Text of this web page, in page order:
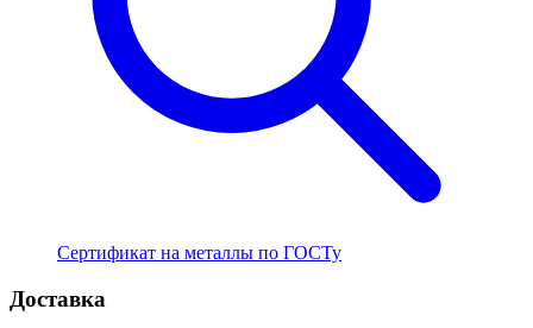
Сертификат на металлы по ГОСТу
Доставка